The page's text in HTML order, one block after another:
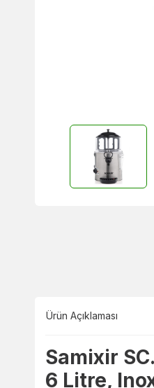
Ürün Açıklaması
Samixir
6 Litre,